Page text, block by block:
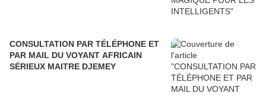
CONSULTATION PAR TÉLÉPHONE ET
PAR MAIL DU VOYANT AFRICAIN
SÉRIEUX MAITRE DJEMEY